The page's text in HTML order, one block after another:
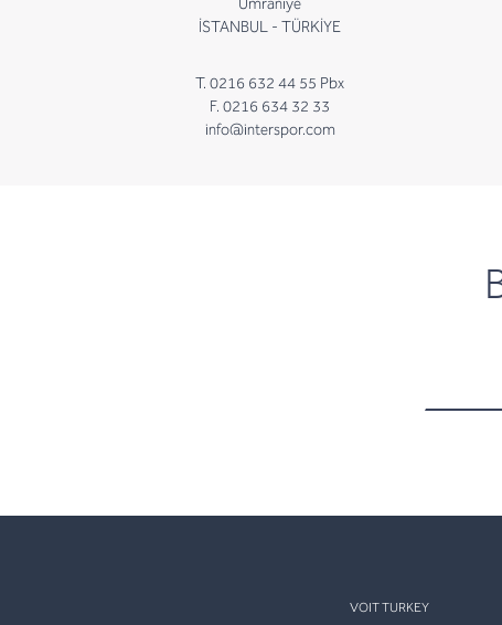
İSTANBUL - TÜRKİYE
T. 0216 632 44 55 Pbx
F. 0216 634 32 33
info@interspor.com
VOIT TURKEY